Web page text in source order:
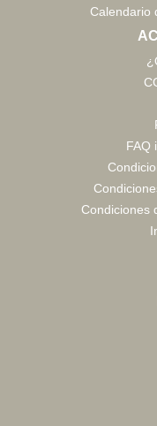
Calendario
FAQ
Condiciones